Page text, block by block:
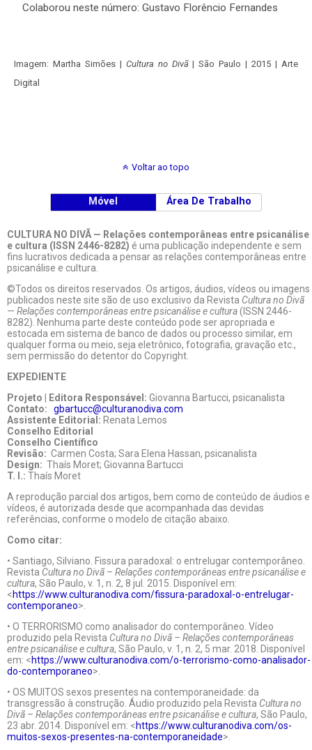
Colaborou neste número: Gustavo Florêncio Fernandes
Imagem: Martha Simões | Cultura no Divã| São Paulo | 2015 | Arte
Digital
Voltar ao topo
Móvel Área De Trabalho
CULTURA NO DIVÃ — Relações contemporâneas entre psicanálise
e cultura (ISSN 2446-8282) é uma publicação independente e sem
fins lucrativos dedicada a pensar as relações contemporâneas entre
psicanálise e cultura.
©Todos os direitos reservados. Os artigos, áudios, vídeos ou imagens
publicados neste site são de uso exclusivo da Revista Cultura no Divã
— Relações contemporâneas entre psicanálise e cultura(ISSN 2446-
8282). Nenhuma parte deste conteúdo pode ser apropriada e
estocada em sistema de banco de dados ou processo similar, em
qualquer forma ou meio, seja eletrônico, fotografia, gravação etc.,
sem permissão do detentor do Copyright.
EXPEDIENTE
Projeto | Editora Responsável: Giovanna Bartucci, psicanalista
Contato: gbartucc@culturanodiva.com
Assistente Editorial: Renata Lemos
Conselho Editorial
Conselho Científico
Revisão: Carmen Costa; Sara Elena Hassan, psicanalista
Design: Thaís Moret; Giovanna Bartucci
T. I.: Thaís Moret
A reprodução parcial dos artigos, bem como de conteúdo de áudios e
vídeos, é autorizada desde que acompanhada das devidas
referências, conforme o modelo de citação abaixo.
Como citar:
• Santiago, Silviano. Fissura paradoxal: o entrelugar contemporâneo.
Revista Cultura no Divã – Relações contemporâneas entre psicanálise e
cultura, São Paulo, v. 1, n. 2, 8 jul. 2015. Disponível em:
<https://www.culturanodiva.com/fissura-paradoxal-o-entrelugar-
contemporaneo>.
• O TERRORISMO como analisador do contemporâneo. Vídeo
produzido pela Revista Cultura no Divã – Relações contemporâneas
entre psicanálise e cultura, São Paulo, v. 1, n. 2, 5 mar. 2018. Disponível
em: <https://www.culturanodiva.com/o-terrorismo-como-analisador-
do-contemporaneo>.
• OS MUITOS sexos presentes na contemporaneidade: da
transgressão à construção. Áudio produzido pela Revista Cultura no
Divã – Relações contemporâneas entre psicanálise e cultura, São Paulo,
23 abr. 2014. Disponível em: <https://www.culturanodiva.com/os-
muitos-sexos-presentes-na-contemporaneidade>.